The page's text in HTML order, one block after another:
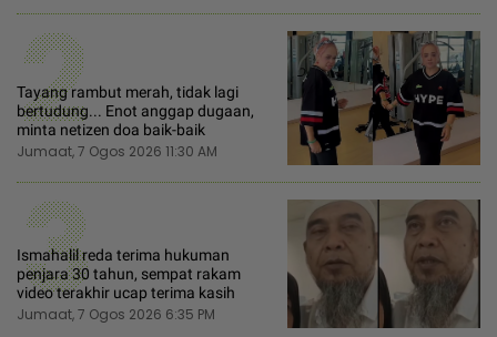
2
Tayang rambut merah, tidak lagi
bertudung... Enot anggap dugaan,
minta netizen doa baik-baik
Jumaat, 7 Ogos 2026 11:30 AM
3
Ismahalil reda terima hukuman
penjara 30 tahun, sempat rakam
video terakhir ucap terima kasih
Jumaat, 7 Ogos 2026 6:35 PM